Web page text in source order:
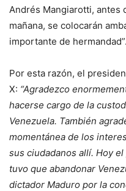
Andrés Mangiarotti, antes
mañana, se colocarán
importante de hermandad”.
Por esta razón, el
X: “Agradezco
hacerse cargo de la
Venezuela. También
momentánea de los
sus ciudadanos allí. Hoy
tuvo que abandonar
dictador Maduro por la